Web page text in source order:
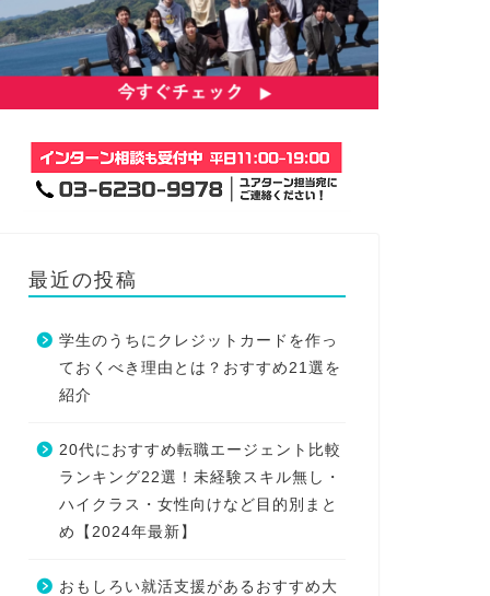
最近の投稿
学生のうちにクレジットカードを作っ
ておくべき理由とは？おすすめ21選を
紹介
20代におすすめ転職エージェント比較
ランキング22選！未経験スキル無し・
ハイクラス・女性向けなど目的別まと
め【2024年最新】
おもしろい就活支援があるおすすめ大